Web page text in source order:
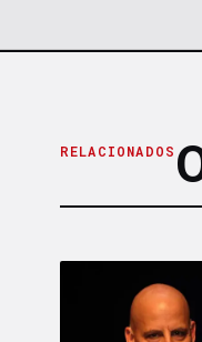
RELACIONADOS